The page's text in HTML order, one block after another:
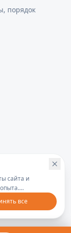
порядок
сайта и
все